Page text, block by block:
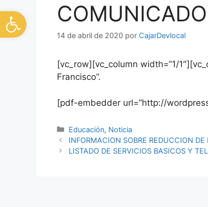
Abrir barra de herramientas
14 de abril de 2020 por CajarDevlocal
[vc_row][vc_column width=”1/
Francisco”.
[pdf-embedder url=”http://
Educación, Noticia
INFORMACION SOBRE REDUCCION
LISTADO DE SERVICIOS BASICOS Y